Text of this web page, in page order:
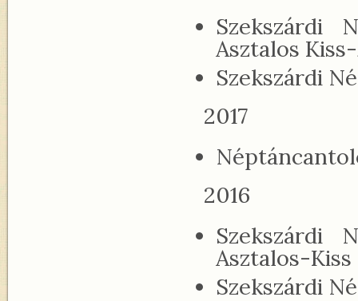
Szekszárdi
Asztalos
Szekszárdi
2017
2016
Szekszárdi
Asztalos-Kiss
Szekszárdi